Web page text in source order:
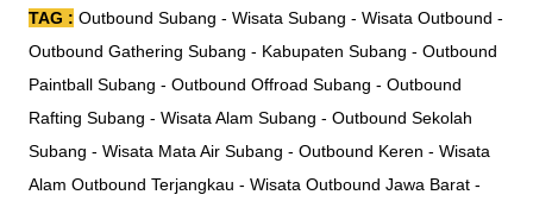
TAG : Outbound Subang - Wisata Subang - Wisata Outbound -
Outbound Gathering Subang - Kabupaten Subang - Outbound
Paintball Subang - Outbound Offroad Subang - Outbound
Rafting Subang - Wisata Alam Subang - Outbound Sekolah
Subang - Wisata Mata Air Subang - Outbound Keren - Wisata
Alam Outbound Terjangkau - Wisata Outbound Jawa Barat -